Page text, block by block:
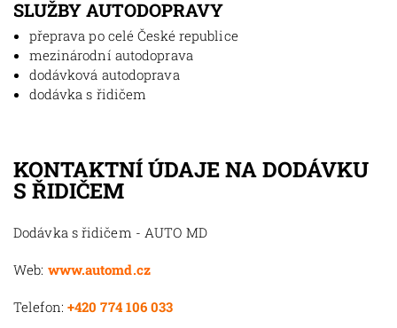
SLUŽBY AUTODOPRAVY
přeprava po celé České republice
mezinárodní autodoprava
dodávková autodoprava
dodávka s řidičem
KONTAKTNÍ ÚDAJE NA DODÁVKU
S ŘIDIČEM
Dodávka s řidičem - AUTO MD
Web: www.automd.cz
Telefon: +420 774 106 033